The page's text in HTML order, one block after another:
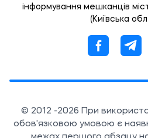
інформування мешканців
(Київська
© 2012 -2026 При
обов'язковою умовою є